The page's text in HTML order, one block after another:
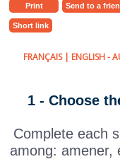
Print Send to a
Short link
FRANÇAIS| ENGLISH-
1 - Choose
Complete each
among: amener,